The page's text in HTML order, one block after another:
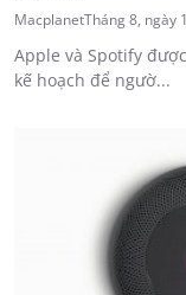
MacplanetTháng 8, ngày
Apple và Spotify
kế hoạch để ngườ...